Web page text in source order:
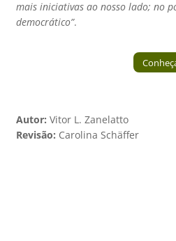
mais iniciativas ao nosso lado; no
democrático”.
Autor: Vitor L. Zanelatto
Revisão: Carolina Schäffer